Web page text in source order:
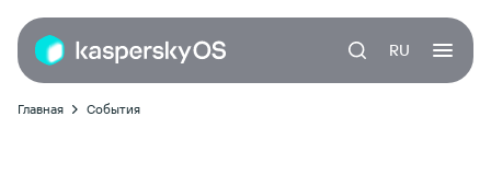
RU
Главная События